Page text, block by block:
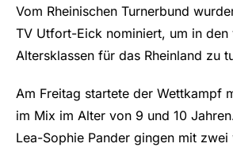
Vom Rheinischen Turnerbund
TV Utfort-Eick nominiert, um in den
Altersklassen für das Rheinland zu
Am Freitag startete der Wettkampf
im Mix im Alter von 9 und 10
Lea-Sophie Pander gingen mit